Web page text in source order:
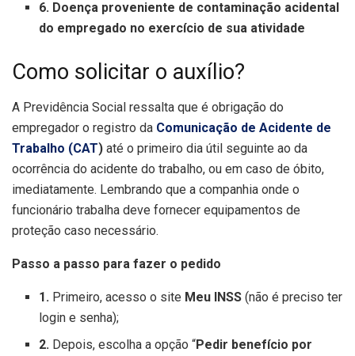
6. Doença proveniente de contaminação acidental
do empregado no exercício de sua atividade
Como solicitar o auxílio?
A Previdência Social ressalta que é obrigação do
empregador o registro da Comunicação de Acidente de
Trabalho (CAT) até o primeiro dia útil seguinte ao da
ocorrência do acidente do trabalho, ou em caso de óbito,
imediatamente. Lembrando que a companhia onde o
funcionário trabalha deve fornecer equipamentos de
proteção caso necessário.
Passo a passo para fazer o pedido
1. Primeiro, acesso o site Meu INSS (não é preciso ter
login e senha);
2. Depois, escolha a opção “Pedir benefício por